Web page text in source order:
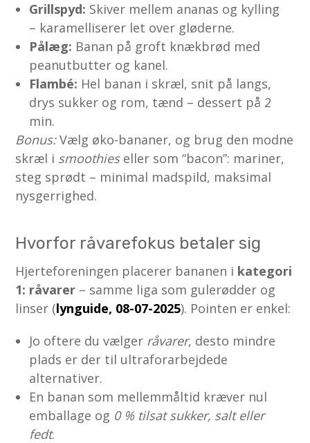
Grillspyd: Skiver mellem ananas og kylling
– karamelliserer let over gløderne.
Pålæg: Banan på groft knækbrød med
peanutbutter og kanel.
Flambé: Hel banan i skræl, snit på langs,
drys sukker og rom, tænd – dessert på 2
min.
Bonus:Vælg øko-bananer, og brug den modne
skræl i smoothieseller som “bacon”: mariner,
steg sprødt – minimal madspild, maksimal
nysgerrighed.
Hvorfor råvarefokus betaler sig
Hjerteforeningen placerer bananen i kategori
1: råvarer – samme liga som gulerødder og
linser (lynguide, 08-07-2025). Pointen er enkel:
Jo oftere du vælger råvarer, desto mindre
plads er der til ultraforarbejdede
alternativer.
En banan som mellemmåltid kræver nul
emballage og 0 % tilsat sukker, salt eller
fedt.